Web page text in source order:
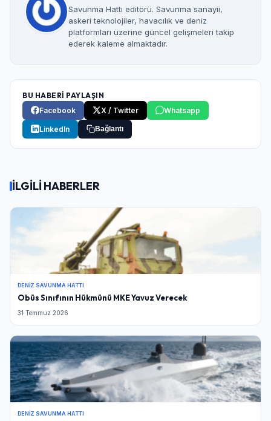
Savunma Hattı editörü. Savunma sanayii,
askeri teknolojiler, havacılık ve deniz
platformları üzerine güncel gelişmeleri takip
ederek kaleme almaktadır.
BU HABERİ PAYLAŞIN
Facebook
X / Twitter Whatsapp
LinkedIn Bağlantı
İLGİLİ HABERLER
DENIZ SAVUNMA HATTI
Obüs Sınıfının Hükmünü MKE Yavuz Verecek
31 Temmuz 2026
DENIZ SAVUNMA HATTI